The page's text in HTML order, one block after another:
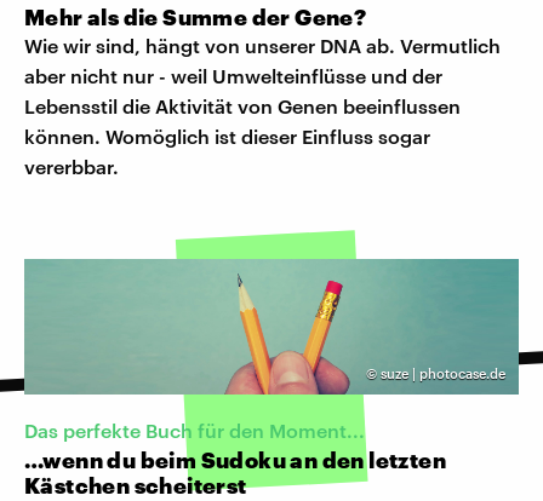
Mehr als die Summe der Gene?
Wie wir sind, hängt von unserer DNA ab. Vermutlich
aber nicht nur - weil Umwelteinflüsse und der
Lebensstil die Aktivität von Genen beeinflussen
können. Womöglich ist dieser Einfluss sogar
vererbbar.
© suze | photocase.de
Das perfekte Buch für den Moment...
…wenn du beim Sudoku an den letzten
Kästchen scheiterst